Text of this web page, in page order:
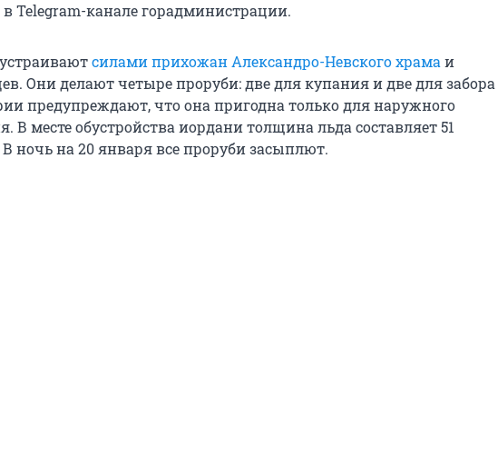
в Telegram-канале горадминистрации.
силами прихожан Александро-Невского храма и
Они делают четыре проруби: две для купания и две для забора
предупреждают, что она пригодна только для наружного
В месте обустройства иордани толщина льда составляет 51
ночь на 20 января все проруби засыплют.